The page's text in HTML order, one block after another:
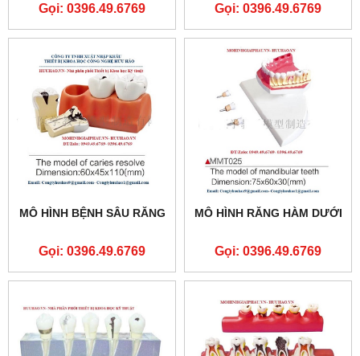
Gọi: 0396.49.6769 Gọi: 0396.49.6769
MÔ HÌNH BỆNH SÂU RĂNG
Gọi: 0396.49.6769
MÔ HÌNH RĂNG HÀM DƯỚI
Gọi: 0396.49.6769